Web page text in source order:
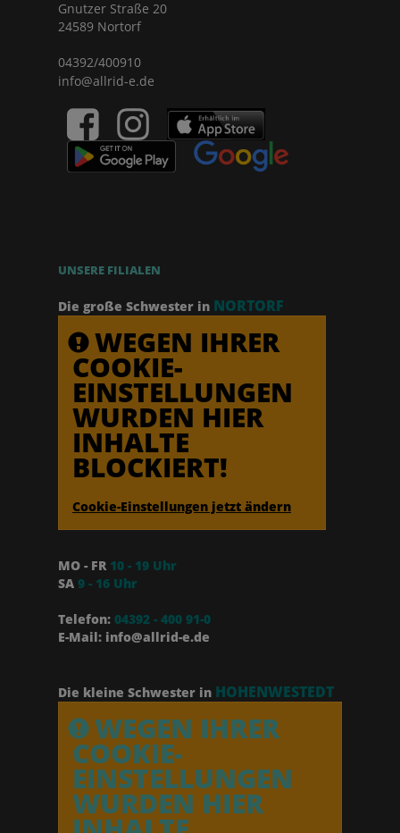
Gnutzer Straße 20
24589 Nortorf
04392/400910
info@allrid-e.de
UNSERE FILIALEN
Die große Schwester in NORTORF
WEGEN IHRER
COOKIE-
EINSTELLUNGEN
WURDEN HIER
INHALTE
BLOCKIERT!
Cookie-Einstellungen jetzt ändern
MO - FR 10 - 19 Uhr
SA 9 - 16 Uhr
Telefon: 04392 - 400 91-0
E-Mail: info@allrid-e.de
Die kleine Schwester in HOHENWESTEDT
WEGEN IHRER
COOKIE-
EINSTELLUNGEN
WURDEN HIER